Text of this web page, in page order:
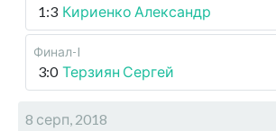
1:3 Кириенко Александр
Финал-I
3:0 Терзиян Сергей
8 серп, 2018